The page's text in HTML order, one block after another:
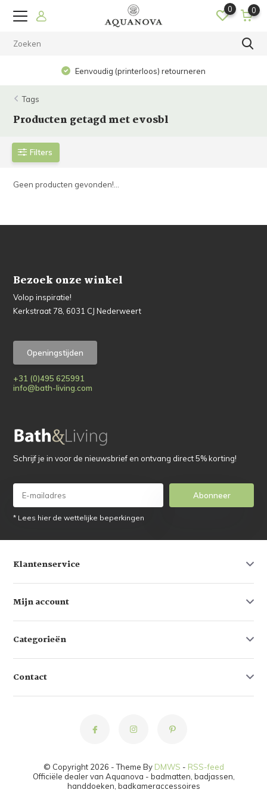
0 0
Eenvoudig (printerloos) retourneren
Tags
Producten getagd met evosbl
Filters
Geen producten gevonden!...
Bezoek onze winkel
Volop inspiratie!
Kerkstraat 78, 6031 CJ Nederweert
Openingstijden
+31 (0)495 625991
info@bath-living.com
Schrijf je in voor de nieuwsbrief en ontvang direct 5% korting!
Abonneer
* Lees hier de wettelijke beperkingen
Klantenservice
Mijn account
Categorieën
Contact
© Copyright 2026 - Theme By DMWS - RSS-feed
Officiële dealer van Aquanova - badmatten, badjassen,
handdoeken, badkameraccessoires